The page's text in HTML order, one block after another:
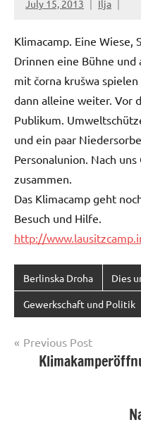
July 15, 2013 Ilja
Klimacamp. Eine Wiese,
Drinnen eine Bühne und
mit čorna krušwa
dann alleine weiter. Vor
Publikum.
und ein paar
Personalunion. Nach
zusammen.
Das Klimacamp geht
Besuch und Hilfe.
http://
Berlinska Droha Dies
Gewerkschaft und Politik
Post
navigation
Previous Post